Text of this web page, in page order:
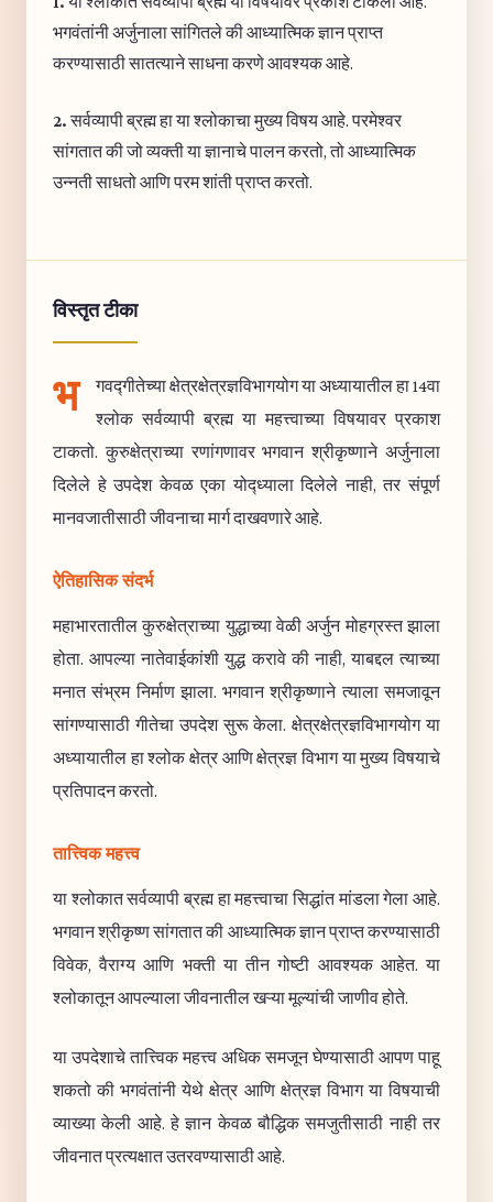
भगवंतांनी अर्जुनाला सांगितले की आध्यात्मिक ज्ञान प्राप्त
करण्यासाठी सातत्याने साधना करणे आवश्यक आहे.
2.सर्वव्यापी ब्रह्म हा या श्लोकाचा मुख्य विषय आहे. परमेश्वर
सांगतात की जो व्यक्ती या ज्ञानाचे पालन करतो, तो आध्यात्मिक
उन्नती साधतो आणि परम शांती प्राप्त करतो.
विस्तृत टीका
भ
गवद्गीतेच्या क्षेत्रक्षेत्रज्ञविभागयोग या अध्यायातील हा 14वा
श्लोक सर्वव्यापी ब्रह्म या महत्त्वाच्या विषयावर प्रकाश
टाकतो. कुरुक्षेत्राच्या रणांगणावर भगवान श्रीकृष्णाने अर्जुनाला
दिलेले हे उपदेश केवळ एका योद्ध्याला दिलेले नाही, तर संपूर्ण
मानवजातीसाठी जीवनाचा मार्ग दाखवणारे आहे.
ऐतिहासिक संदर्भ
महाभारतातील कुरुक्षेत्राच्या युद्धाच्या वेळी अर्जुन मोहग्रस्त झाला
होता. आपल्या नातेवाईकांशी युद्ध करावे की नाही, याबद्दल त्याच्या
मनात संभ्रम निर्माण झाला. भगवान श्रीकृष्णाने त्याला समजावून
सांगण्यासाठी गीतेचा उपदेश सुरू केला. क्षेत्रक्षेत्रज्ञविभागयोग या
अध्यायातील हा श्लोक क्षेत्र आणि क्षेत्रज्ञ विभाग या मुख्य विषयाचे
प्रतिपादन करतो.
तात्त्विक महत्त्व
या श्लोकात सर्वव्यापी ब्रह्म हा महत्त्वाचा सिद्धांत मांडला गेला आहे.
भगवान श्रीकृष्ण सांगतात की आध्यात्मिक ज्ञान प्राप्त करण्यासाठी
विवेक, वैराग्य आणि भक्ती या तीन गोष्टी आवश्यक आहेत. या
श्लोकातून आपल्याला जीवनातील खऱ्या मूल्यांची जाणीव होते.
या उपदेशाचे तात्त्विक महत्त्व अधिक समजून घेण्यासाठी आपण पाहू
शकतो की भगवंतांनी येथे क्षेत्र आणि क्षेत्रज्ञ विभाग या विषयाची
व्याख्या केली आहे. हे ज्ञान केवळ बौद्धिक समजुतीसाठी नाही तर
जीवनात प्रत्यक्षात उतरवण्यासाठी आहे.